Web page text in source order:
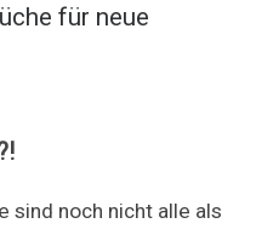
für neue
sind noch nicht alle als